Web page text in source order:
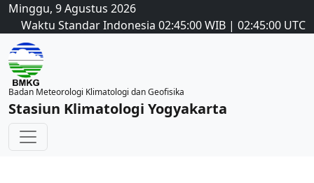
Minggu, 9 Agustus 2026
Waktu Standar Indonesia 02:45:00WIB | 02:45:00 UTC
Badan Meteorologi Klimatologi dan Geofisika
Stasiun Klimatologi Yogyakarta